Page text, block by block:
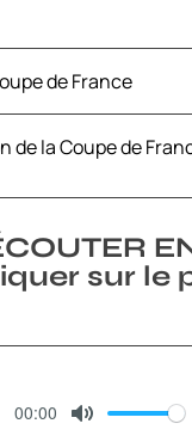
de France
de la Coupe de
sur le
00:00